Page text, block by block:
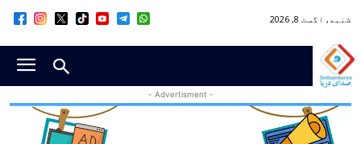
شنبه, اگست 8, 2026
- Advertisment -